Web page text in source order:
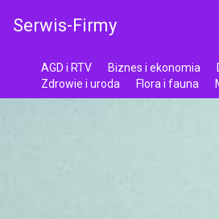
Serwis-Firmy
AGD i RTV Biznes i ekonomia
Zdrowie i uroda
Flora i fauna